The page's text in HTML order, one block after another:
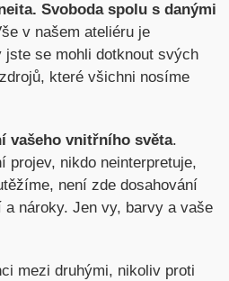
Svoboda spolu s danými
v našem ateliéru je
jste se mohli dotknout svých
které všichni nosíme
vašeho vnitřního světa.
projev, nikdo neinterpretuje,
není zde dosahování
nároky. Jen vy, barvy a vaše
mezi druhými, nikoliv proti